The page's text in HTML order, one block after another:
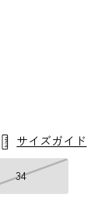
サイズガイド
34